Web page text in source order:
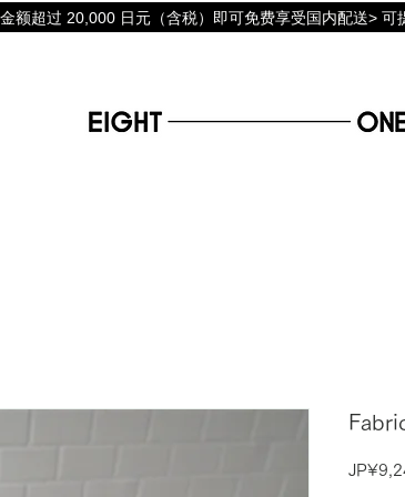
额超过 20,000 日元（含税）即可免费享受国内配送> 可